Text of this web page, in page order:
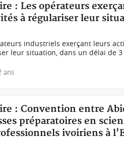
: Les opérateurs
à régulariser leur
industriels exerçant leurs
leur situation, dans un délai de 3
ans
: Convention entre
préparatoires en
ivoiriens à